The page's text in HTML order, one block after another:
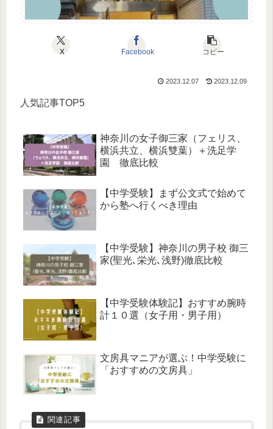
X Facebook コピー
2023.12.07 2023.12.09
人気記事TOP5
神奈川の女子御三家（フェリス、
横浜共立、横浜雙葉）＋洗足学
園 徹底比較
【中学受験】まず公文式で始めて
から塾へ行くべき理由
【中学受験】神奈川の男子校 御三
家(聖光､栄光､浅野)徹底比較
【中学受験体験記】おすすめ腕時
計１０選（女子用・男子用）
文房具マニアが選ぶ！中学受験に
「おすすめの文房具」